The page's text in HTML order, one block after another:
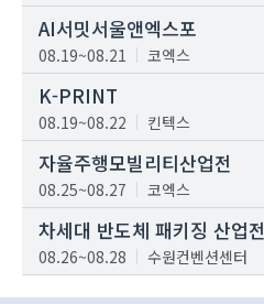
AI서밋서울앤엑스포
08.19~08.21 코엑스
K-PRINT
08.19~08.22 킨텍스
자율주행모빌리티산업전
08.25~08.27 코엑스
차세대 반도체 패키징 산업전
08.26~08.28 수원컨벤션센터